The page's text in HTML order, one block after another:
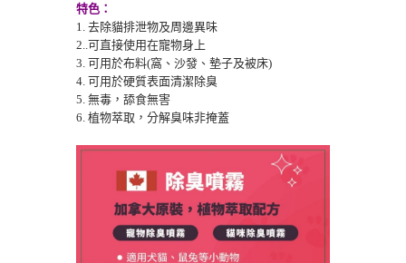
特色：
1. 去除貓排泄物及周邊異味
2..可直接使用在寵物身上
3. 可用於布料(窩、沙發、墊子及被床)
4. 可用於硬質表面清潔除臭
5. 無毒，舔食無害
6. 植物萃取，分解臭味非掩蓋